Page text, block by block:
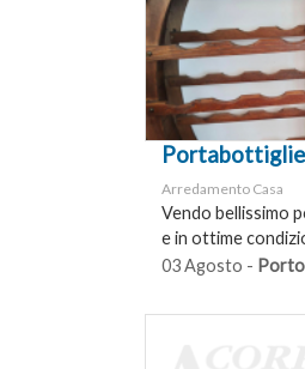
Arredamento Casa
Vendo bellissimo
e in ottime
03 Agosto - Porto